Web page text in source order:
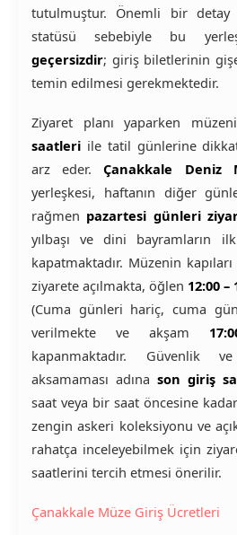
tutulmuştur. Önemli bir
statüsü sebebiyle bu
geçersizdir; giriş biletlerinin
temin edilmesi gerekmektedir.
Ziyaret planı yaparken
saatleri ile tatil günlerine
arz eder.Çanakkale Deniz
yerleşkesi, haftanın diğer
rağmen pazartesi günleri
yılbaşı ve dini bayramların
kapatmaktadır. Müzenin
ziyarete açılmakta, öğlen 12:00 –
(Cuma günleri hariç, cuma
verilmekte ve akşam
kapanmaktadır. Güvenlik
aksamaması adına son giriş
saat veya bir saat öncesine kadar
zengin askeri koleksiyonu ve
rahatça inceleyebilmek için
saatlerini tercih etmesi önerilir.
Çanakkale Müze Giriş Ücretleri